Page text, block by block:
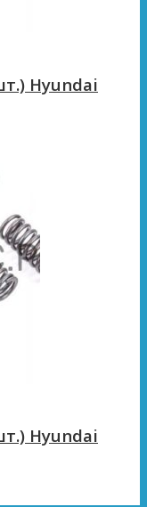
Hyundai
Hyundai